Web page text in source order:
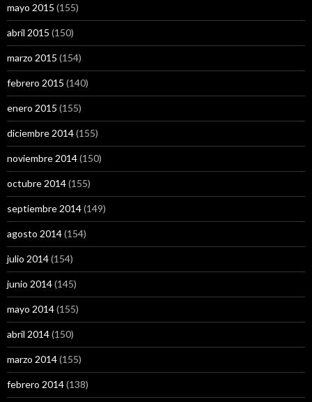
mayo 2015 (155)
abril 2015 (150)
marzo 2015 (154)
febrero 2015 (140)
enero 2015 (155)
diciembre 2014(155)
noviembre 2014(150)
octubre 2014(155)
septiembre 2014(149)
agosto 2014(154)
julio 2014(154)
junio 2014(145)
mayo 2014(155)
abril 2014(150)
marzo 2014(155)
febrero 2014(138)